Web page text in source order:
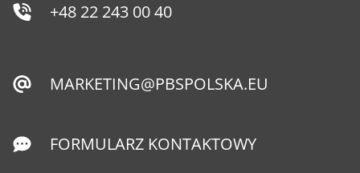
+48 22 243 00 40
MARKETING@PBSPOLSKA.EU
FORMULARZ KONTAKTOWY